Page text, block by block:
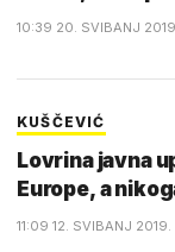
10:39 20. SVIBANJ
KUŠČEVIĆ
Lovrina javna
Europe, a
11:09 12. SVIBANJ 2019.